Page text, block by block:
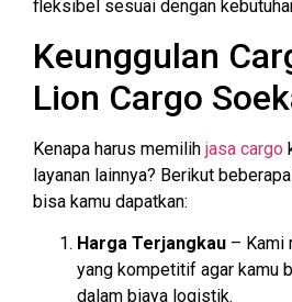
fleksibel sesuai dengan
Keunggulan
Lion Cargo
Kenapa harus memilih jasa cargo
layanan lainnya? Berikut
bisa kamu dapatkan:
Harga Terjangkau – Kami
yang kompetitif agar kamu
dalam biaya logistik.